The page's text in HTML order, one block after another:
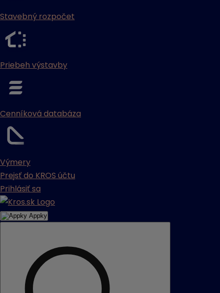
Stavebný rozpočet
Priebeh výstavby
Cenníková databáza
Výmery
Prejsť do KROS účtu
Prihlásiť sa
Appky